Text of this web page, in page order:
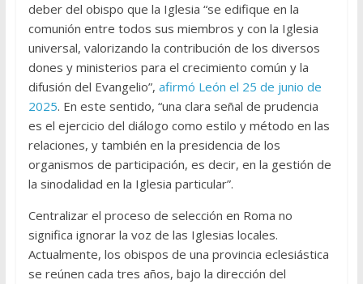
deber del obispo que la Iglesia “se edifique en la
comunión entre todos sus miembros y con la Iglesia
universal, valorizando la contribución de los diversos
dones y ministerios para el crecimiento común y la
difusión del Evangelio”, afirmó León el 25 de junio de
2025. En este sentido, “una clara señal de prudencia
es el ejercicio del diálogo como estilo y método en las
relaciones, y también en la presidencia de los
organismos de participación, es decir, en la gestión de
la sinodalidad en la Iglesia particular”.
Centralizar el proceso de selección en Roma no
significa ignorar la voz de las Iglesias locales.
Actualmente, los obispos de una provincia eclesiástica
se reúnen cada tres años, bajo la dirección del